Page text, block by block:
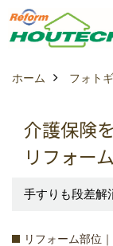
ホーム フォト
介護保険
リフォーム
手すりも段差解
リフォーム部位